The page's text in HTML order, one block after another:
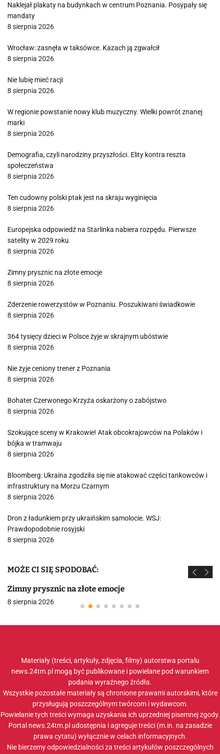
Naklejał plakaty na budynkach w centrum Poznania. Posypały się
mandaty
8 sierpnia 2026
Wrocław: zasnęła w taksówce. Kazach ją zgwałcił
8 sierpnia 2026
Nie lubię mieć racji
8 sierpnia 2026
W regionie powstanie nowy klub muzyczny. Wielki powrót znanej
marki
8 sierpnia 2026
Demografia, czyli narodziny przyszłości. Elity kontra reszta
społeczeństwa
8 sierpnia 2026
Ten cudowny polski ptak jest na skraju wyginięcia
8 sierpnia 2026
Europejska odpowiedź na Starlinka nabiera rozpędu. Pierwsze
satelity w 2029 roku
8 sierpnia 2026
Zimny prysznic na złote emocje
8 sierpnia 2026
Zderzenie rowerzystów w Poznaniu. Poszukiwani świadkowie
8 sierpnia 2026
364 tysięcy dzieci w Polsce żyje w skrajnym ubóstwie
8 sierpnia 2026
Nie żyje ceniony trener z Poznania
8 sierpnia 2026
Bohater Czerwonego Krzyża oskarżony o zabójstwo
8 sierpnia 2026
Szokujące sceny w Krakowie! Atak obcokrajowców na Polaków i
bójka w tramwaju
8 sierpnia 2026
Bloomberg: Ukraina zgodziła się nie atakować części tankowców i
infrastruktury na Morzu Czarnym
8 sierpnia 2026
Dron z ładunkiem przy ukraińskim samolocie. WSJ:
Prawdopodobnie rosyjski
8 sierpnia 2026
MOŻE CI SIĘ SPODOBAĆ:
Zimny prysznic na złote emocje
8 sierpnia 2026
Materiały (treści, artykuły, zdjęcia, filmy) autorstwa portalu
news.24tm.pl mogą być publikowane i powielane pod warunkiem
podania wyraźnego źródła.
Wszystkie pozostałe materiały są chronione prawami autorskimi, które
przysługują poszczególnym twórcom i wydawcom.
Powielanie tych treści wymaga uzyskania ich uprzedniej pisemnej zgody.
Portal news.24tm.pl udostępnia i agreguje treści (m.in. na zasadzie
prawa cytatu) wyłącznie w celach informacyjnych.
Nie bierzemy odpowiedzialności za treści artykułów poszczególnych